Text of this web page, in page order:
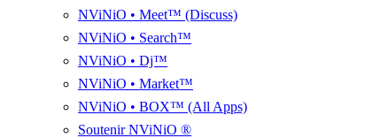
NViNiO • Meet™ (Discuss)
NViNiO • Search™
NViNiO • Dj™
NViNiO • Market™
NViNiO • BOX™ (All Apps)
Soutenir NViNiO ®